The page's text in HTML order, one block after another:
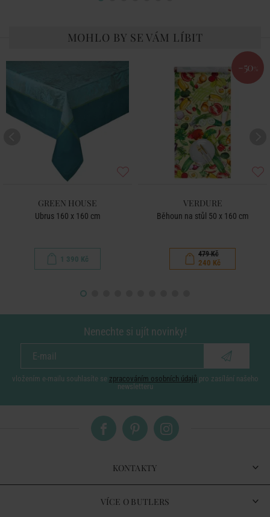
MOHLO BY SE VÁM LÍBIT
GREEN HOUSE
Ubrus 160 x 160 cm
1 390 Kč
-50 %
VERDURE
Běhoun na stůl 50 x 160 cm
479 Kč
240 Kč
Nenechte si ujít novinky!
vložením e-mailu souhlasíte se zpracováním osobních údajů pro zasílání našeho
newsletteru
KONTAKTY
VÍCE O BUTLERS